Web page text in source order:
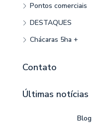
Pontos comerciais
DESTAQUES
Chácaras 5ha +
Contato
Últimas notícias
Blog